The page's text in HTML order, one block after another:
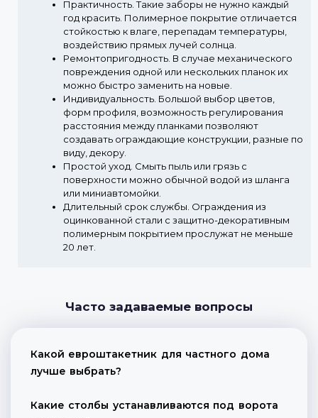
Практичность. Такие заборы не нужно каждый
год красить. Полимерное покрытие отличается
стойкостью к влаге, перепадам температуры,
воздействию прямых лучей солнца.
Ремонтопригодность. В случае механического
повреждения одной или нескольких планок их
можно быстро заменить на новые.
Индивидуальность. Большой выбор цветов,
форм профиля, возможность регулирования
расстояния между планками позволяют
создавать ограждающие конструкции, разные по
виду, декору.
Простой уход. Смыть пыль или грязь с
поверхности можно обычной водой из шланга
или миниавтомойки.
Длительный срок службы. Ограждения из
оцинкованной стали с защитно-декоративным
полимерным покрытием прослужат не меньше
20 лет.
Часто задаваемые вопросы
Какой евроштакетник для частного дома
лучше выбрать?
Какие столбы устанавливаются под ворота